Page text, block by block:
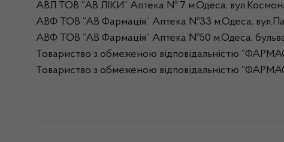
АВЛ ТОВ “АВ ЛІКИ” Аптека № 7 м.Одеса,
АВФ ТОВ “АВ Фармація” Аптека №33 м.Одеса,
АВФ ТОВ “АВ Фармація” Аптека №50 м.Одеса,
Товариство з обмеженою відповідальністю
Товариство з обмеженою відповідальністю